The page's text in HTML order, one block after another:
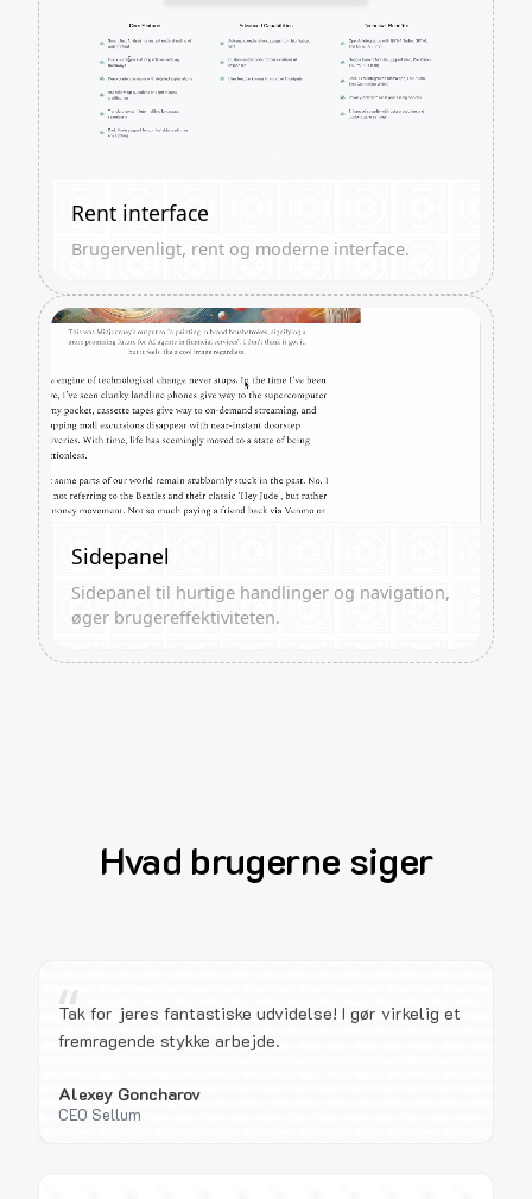
Rent interface
Brugervenligt, rent og moderne interface.
Sidepanel
Sidepanel til hurtige handlinger og navigation,
øger brugereffektiviteten.
Hvad brugerne siger
“
Tak for jeres fantastiske udvidelse! I gør virkelig et
fremragende stykke arbejde.
Alexey Goncharov
CEO Sellum